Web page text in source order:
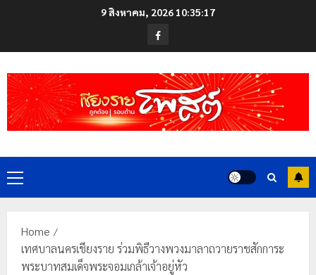
9 สิงหาคม, 2026 10:35:18
Facebook
Primary
Menu
Home
เทศบาลนครเชียงราย ร่วมพิธีวางพวงมาลาถวายราชสักการะ
พระบาทสมเด็จพระจอมเกล้าเจ้าอยู่หัว